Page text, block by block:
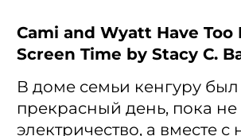
Cami and Wyatt Have Too
Screen Time by Stacy C.
В доме семьи кенгуру был
прекрасный день, пока
электричество, а вместе